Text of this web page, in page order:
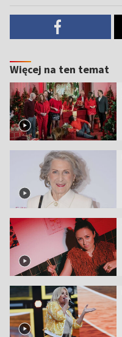
Więcej na ten temat